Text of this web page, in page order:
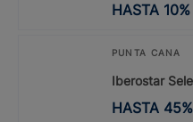
HASTA 10%
PUNTA CANA
Iberostar
HASTA 45%